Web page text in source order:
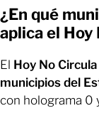
¿En qué
aplica el Hoy
El Hoy No Circula
municipios del
con holograma 0